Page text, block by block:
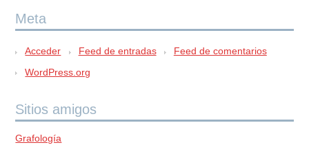
Meta
Acceder Feed de entradas
Feed de comentarios
WordPress.org
Sitios amigos
Grafología